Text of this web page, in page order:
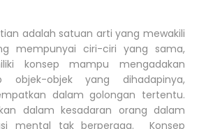
adalah satuan arti yang mewakili
mempunyai ciri-ciri yang sama,
konsep mampu mengadakan
objek-objek yang dihadapinya,
dalam golongan tertentu.
dalam kesadaran orang dalam
mental tak berperaga. Konsep